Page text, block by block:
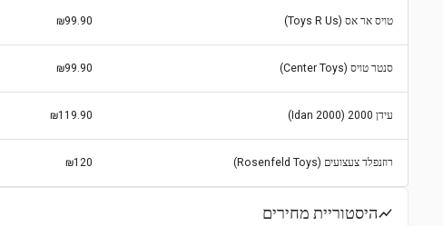
טויס אר אס (Toys R Us) ₪99.90
סנטר טויס (Center Toys) ₪99.90
עידן 2000 (Idan 2000) ₪119.90
רוזנפלד צעצועים (Rosenfeld Toys) ₪120
היסטוריית מחירים